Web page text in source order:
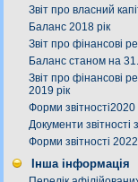
Звіт про власний
Баланс 2018 рік
Звіт про фінансові
Баланс станом на
Звіт про фінансові
2019 рік
Форми звітності2020
Документи звітності
Форми звітності 2022
Інша інформація